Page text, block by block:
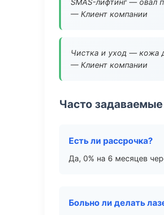
SMAS-лифтинг — овал
— Клиент компании
Чистка и уход — кожа
— Клиент компании
Часто
Есть ли рассрочка?
Да, 0% на 6 месяцев
Больно ли делать